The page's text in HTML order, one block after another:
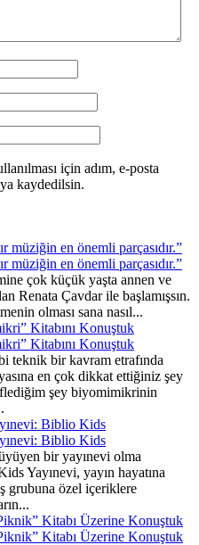
için adım, e-posta
kaydedilsin.
müziğin en önemli parçasıdır.”
müziğin en önemli parçasıdır.”
çok küçük yaşta annen ve
Renata Çavdar ile başlamışsın.
olması sana nasıl...
Kitabını Konuştuk
Kitabını Konuştuk
bir kavram etrafında
en çok dikkat ettiğiniz şey
şey biyomimikrinin
Biblio Kids
Biblio Kids
bir yayınevi olma
Yayınevi, yayın hayatına
grubuna özel içeriklere
Kitabı Üzerine Konuştuk
Kitabı Üzerine Konuştuk